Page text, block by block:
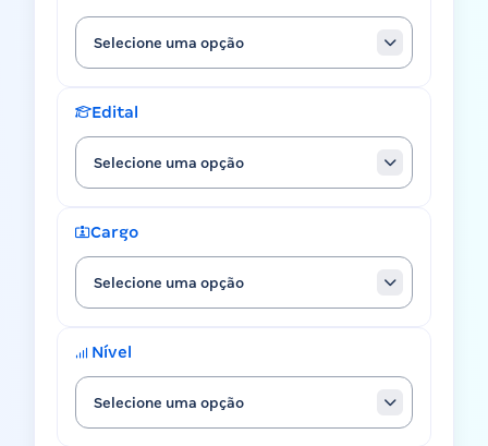
Selecione uma opção
Edital
Selecione uma opção
Cargo
Selecione uma opção
Nível
Selecione uma opção